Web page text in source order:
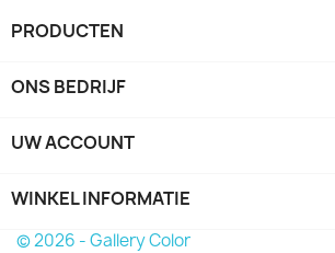
PRODUCTEN
ONS BEDRIJF
UW ACCOUNT
WINKEL INFORMATIE
© 2026 - Gallery Color